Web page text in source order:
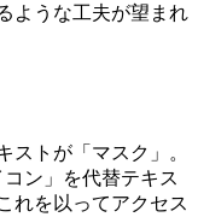
ような工夫が望まれ
ストが「マスク」。
ン」を代替テキス
れを以ってアクセス